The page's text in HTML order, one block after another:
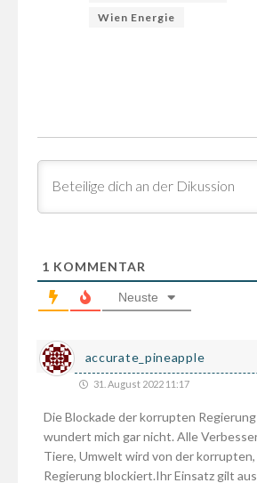
Wien Energie
1 KOMMENTAR
Neuste
accurate_pineapple
31. August 2022 11:17
Die Blockade der korrupten
wundert mich gar nicht. Alle
Tiere, Umwelt wird von der
Regierung blockiert.Ihr Einsatz gilt